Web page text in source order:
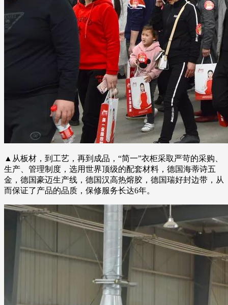
▲从板材，到工艺，再到成品，“简一”衣柜采取严苛的采购、
生产、管理制度，选用世界顶级的配套材料，德国海蒂诗五
金，德国豪迈生产线，德国汉高热熔胶，德国瑞好封边带，从
而保证了产品的品质，保修服务长达6年。